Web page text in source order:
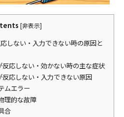
[非表示]
しない・入力できない時の原因と
応しない・効かない時の主な症状
応しない・入力できない原因
ムエラー
理的な故障
合